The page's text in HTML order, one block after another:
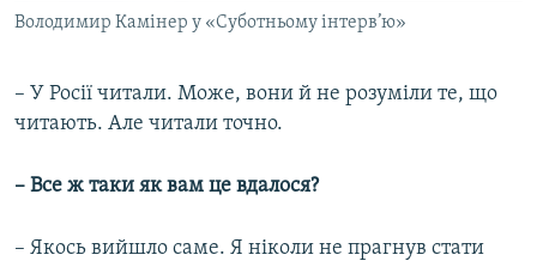
Володимир Камінер у «Суботньому інтерв’ю»
– У Росії читали. Може, вони й не розуміли те, що
читають. Але читали точно.
– Все ж таки як вам це вдалося?
– Якось вийшло саме. Я ніколи не прагнув стати